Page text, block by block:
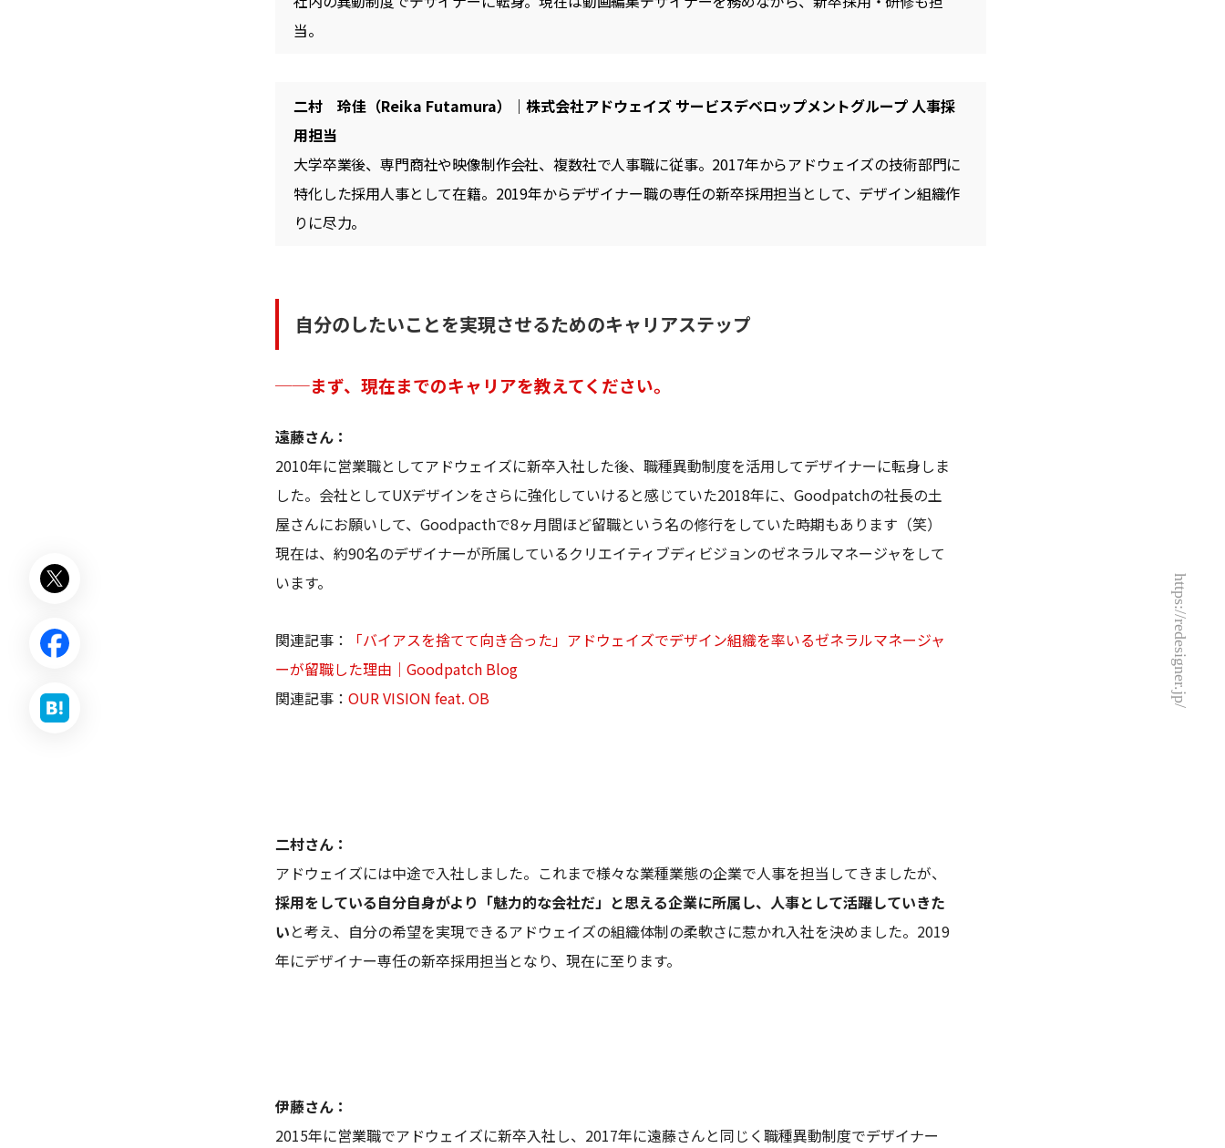
https://redesigner.jp/
当。
二村 玲佳（Reika Futamura）｜株式会社アドウェイズ サービスデベロップメントグループ 人事採
用担当
大学卒業後、専門商社や映像制作会社、複数社で人事職に従事。2017年からアドウェイズの技術部門に
特化した採用人事として在籍。2019年からデザイナー職の専任の新卒採用担当として、デザイン組織作
りに尽力。
自分のしたいことを実現させるためのキャリアステップ
──まず、現在までのキャリアを教えてください。
遠藤さん：
2010年に営業職としてアドウェイズに新卒入社した後、職種異動制度を活用してデザイナーに転身しま
した。会社としてUXデザインをさらに強化していけると感じていた2018年に、Goodpatchの社長の土
屋さんにお願いして、Goodpacthで8ヶ月間ほど留職という名の修行をしていた時期もあります（笑）
現在は、約90名のデザイナーが所属しているクリエイティブディビジョンのゼネラルマネージャをして
います。
関連記事：
「バイアスを捨てて向き合った」アドウェイズでデザイン組織を率いるゼネラルマネージャ
ーが留職した理由｜Goodpatch Blog
関連記事： OUR VISION feat. OB
二村さん：
アドウェイズには中途で入社しました。これまで様々な業種業態の企業で人事を担当してきましたが、
採用をしている自分自身がより「魅力的な会社だ」と思える企業に所属し、人事として活躍していきた
いと考え、自分の希望を実現できるアドウェイズの組織体制の柔軟さに惹かれ入社を決めました。2019
年にデザイナー専任の新卒採用担当となり、現在に至ります。
伊藤さん：
2015年に営業職でアドウェイズに新卒入社し、2017年に遠藤さんと同じく職種異動制度でデザイナー